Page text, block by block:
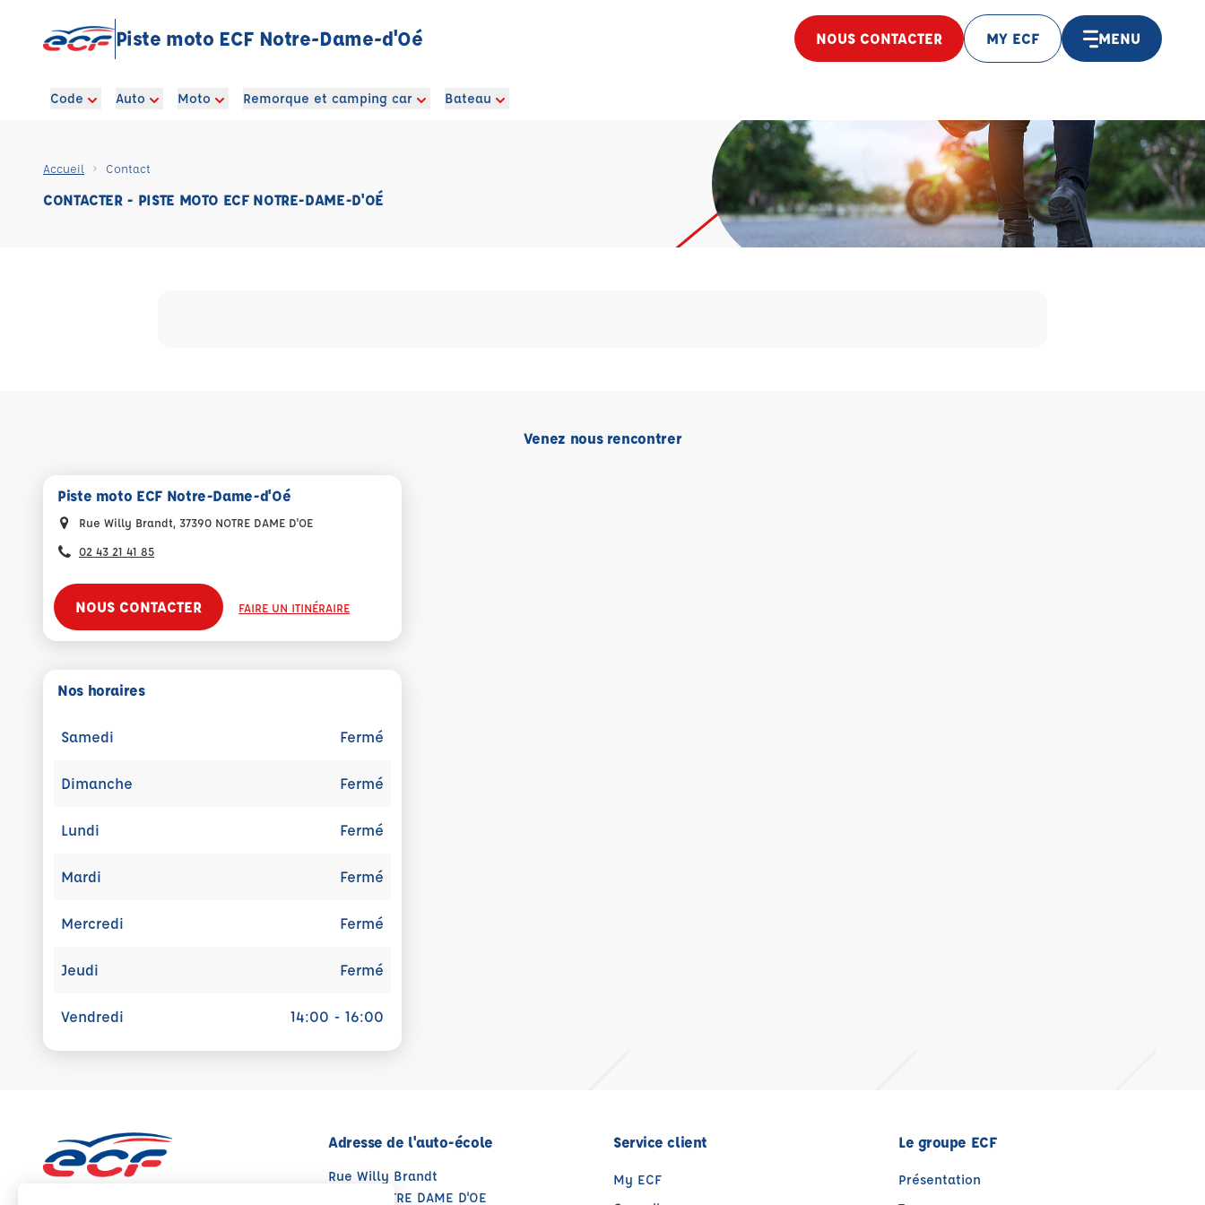
Piste moto ECF Notre-Dame-d'Oé NOUS CONTACTER MY ECF MENU
Code Auto Moto Remorque et camping car Bateau
Accueil Contact
CONTACTER - PISTE MOTO ECF NOTRE-DAME-D'OÉ
Venez nous rencontrer
Piste moto ECF Notre-Dame-d'Oé
Rue Willy Brandt, 37390 NOTRE DAME D'OE
02 43 21 41 85
NOUS CONTACTER FAIRE UN ITINÉRAIRE
Nos horaires
Samedi Fermé
Dimanche Fermé
Lundi Fermé
Mardi Fermé
Mercredi Fermé
Jeudi Fermé
Vendredi 14:00 - 16:00
Adresse de l'auto-école
Rue Willy Brandt
37390 NOTRE DAME D'OE
Service client
My ECF
Le groupe ECF
Présentation